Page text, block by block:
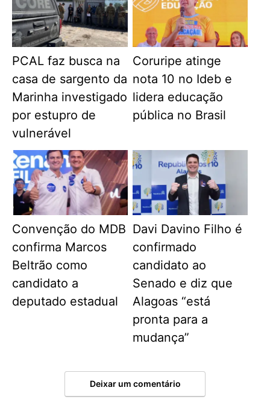
PCAL faz busca na
casa de sargento da
Marinha investigado
por estupro de
vulnerável
Coruripe atinge
nota 10 no Ideb e
lidera educação
pública no Brasil
Convenção do MDB
confirma Marcos
Beltrão como
candidato a
deputado estadual
Davi Davino Filho é
confirmado
candidato ao
Senado e diz que
Alagoas “está
pronta para a
mudança”
Deixar um comentário